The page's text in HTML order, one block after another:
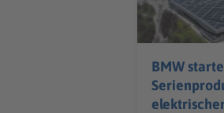
BMW